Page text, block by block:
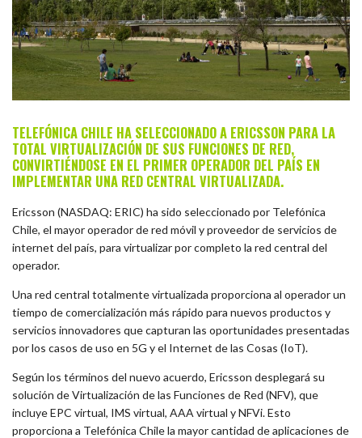
TELEFÓNICA CHILE HA SELECCIONADO A ERICSSON PARA LA
TOTAL VIRTUALIZACIÓN DE SUS FUNCIONES DE RED,
CONVIRTIÉNDOSE EN EL PRIMER OPERADOR DEL PAÍS EN
IMPLEMENTAR UNA RED CENTRAL VIRTUALIZADA.
Ericsson (NASDAQ: ERIC) ha sido seleccionado por Telefónica
Chile, el mayor operador de red móvil y proveedor de servicios de
internet del país, para virtualizar por completo la red central del
operador.
Una red central totalmente virtualizada proporciona al operador un
tiempo de comercialización más rápido para nuevos productos y
servicios innovadores que capturan las oportunidades presentadas
por los casos de uso en 5G y el Internet de las Cosas (IoT).
Según los términos del nuevo acuerdo, Ericsson desplegará su
solución de Virtualización de las Funciones de Red (NFV), que
incluye EPC virtual, IMS virtual, AAA virtual y NFVi. Esto
proporciona a Telefónica Chile la mayor cantidad de aplicaciones de